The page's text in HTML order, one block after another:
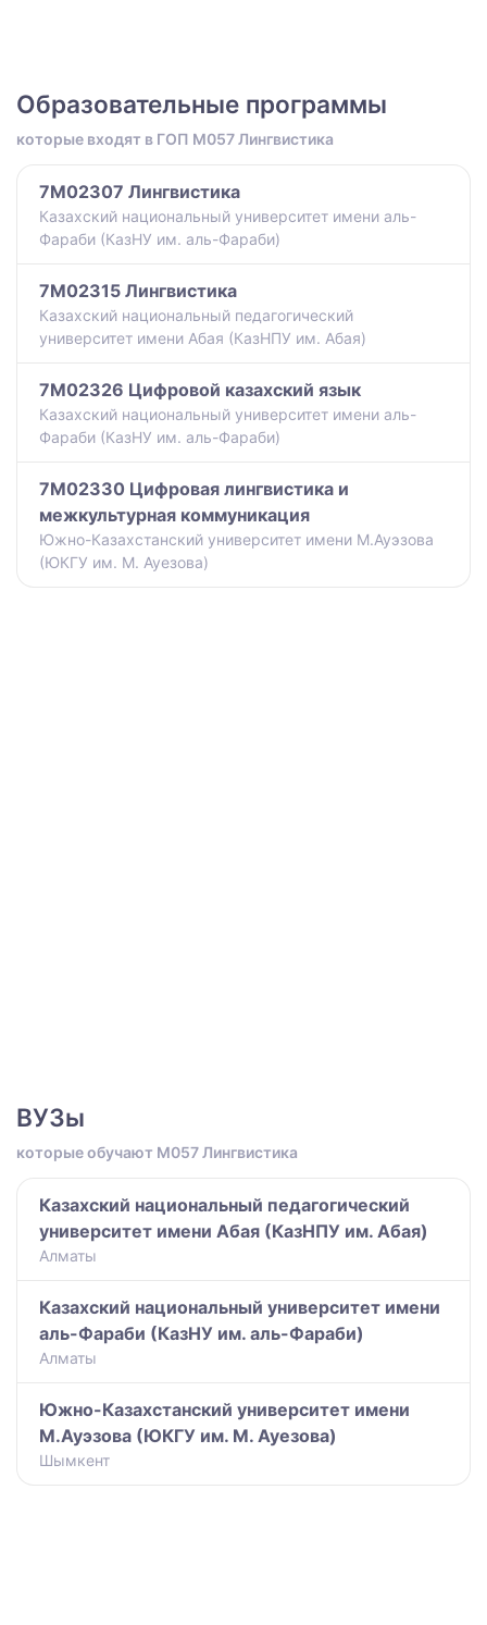
Образовательные программы
которые входят в ГОП M057 Лингвистика
7M02307 Лингвистика
Казахский национальный университет имени аль-
Фараби (КазНУ им. аль-Фараби)
7M02315 Лингвистика
Казахский национальный педагогический
университет имени Абая (КазНПУ им. Абая)
7M02326 Цифровой казахский язык
Казахский национальный университет имени аль-
Фараби (КазНУ им. аль-Фараби)
7M02330 Цифровая лингвистика и
межкультурная коммуникация
Южно-Казахстанский университет имени М.Ауэзова
(ЮКГУ им. М. Ауезова)
ВУЗы
которые обучают M057 Лингвистика
Казахский национальный педагогический
университет имени Абая (КазНПУ им. Абая)
Алматы
Казахский национальный университет имени
аль-Фараби (КазНУ им. аль-Фараби)
Алматы
Южно-Казахстанский университет имени
М.Ауэзова (ЮКГУ им. М. Ауезова)
Шымкент